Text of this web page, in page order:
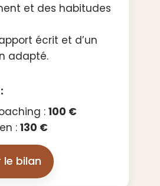
et des habitudes
écrit et d’un
adapté.
: 100 €
: 130 €
le bilan